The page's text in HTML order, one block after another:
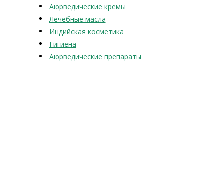
Аюрведические кремы
Лечебные масла
Индийская косметика
Гигиена
Аюрведические препараты